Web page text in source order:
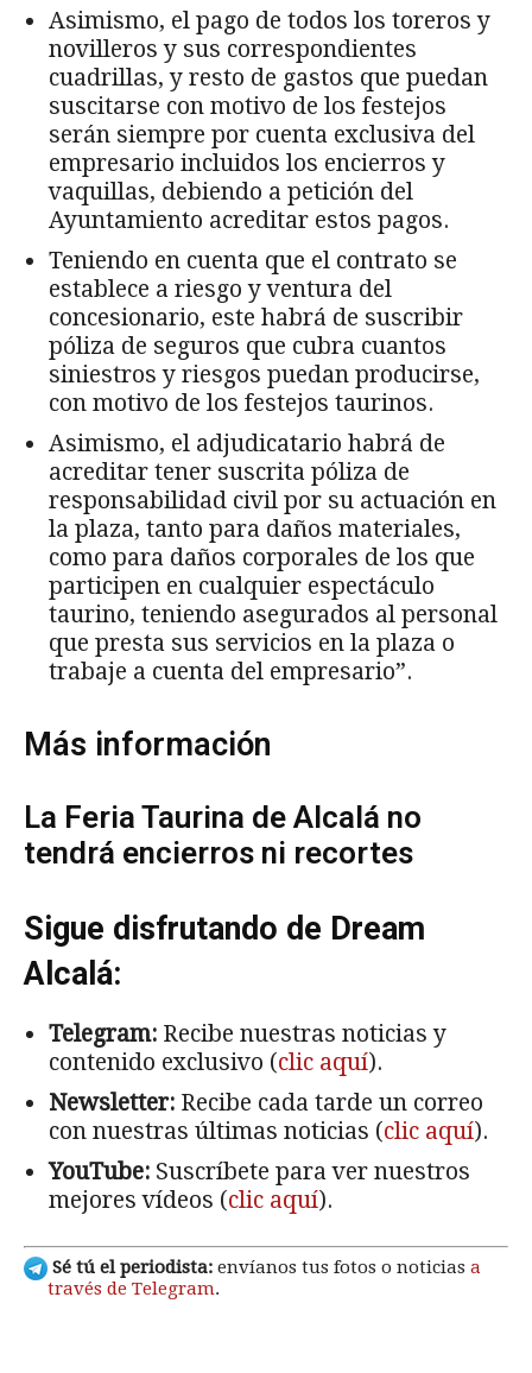
Asimismo, el pago de todos los toreros y
novilleros y sus correspondientes
cuadrillas, y resto de gastos que puedan
suscitarse con motivo de los festejos
serán siempre por cuenta exclusiva del
empresario incluidos los encierros y
vaquillas, debiendo a petición del
Ayuntamiento acreditar estos pagos.
Teniendo en cuenta que el contrato se
establece a riesgo y ventura del
concesionario, este habrá de suscribir
póliza de seguros que cubra cuantos
siniestros y riesgos puedan producirse,
con motivo de los festejos taurinos.
Asimismo, el adjudicatario habrá de
acreditar tener suscrita póliza de
responsabilidad civil por su actuación en
la plaza, tanto para daños materiales,
como para daños corporales de los que
participen en cualquier espectáculo
taurino, teniendo asegurados al personal
que presta sus servicios en la plaza o
trabaje a cuenta del empresario”.
Más información
La Feria Taurina de Alcalá no
tendrá encierros ni recortes
Sigue disfrutando de Dream
Alcalá:
Telegram: Recibe nuestras noticias y
contenido exclusivo (clic aquí).
Newsletter: Recibe cada tarde un correo
con nuestras últimas noticias (clic aquí).
YouTube: Suscríbete para ver nuestros
mejores vídeos (clic aquí).
Sé tú el periodista: envíanos tus fotos o noticias a
través de Telegram.